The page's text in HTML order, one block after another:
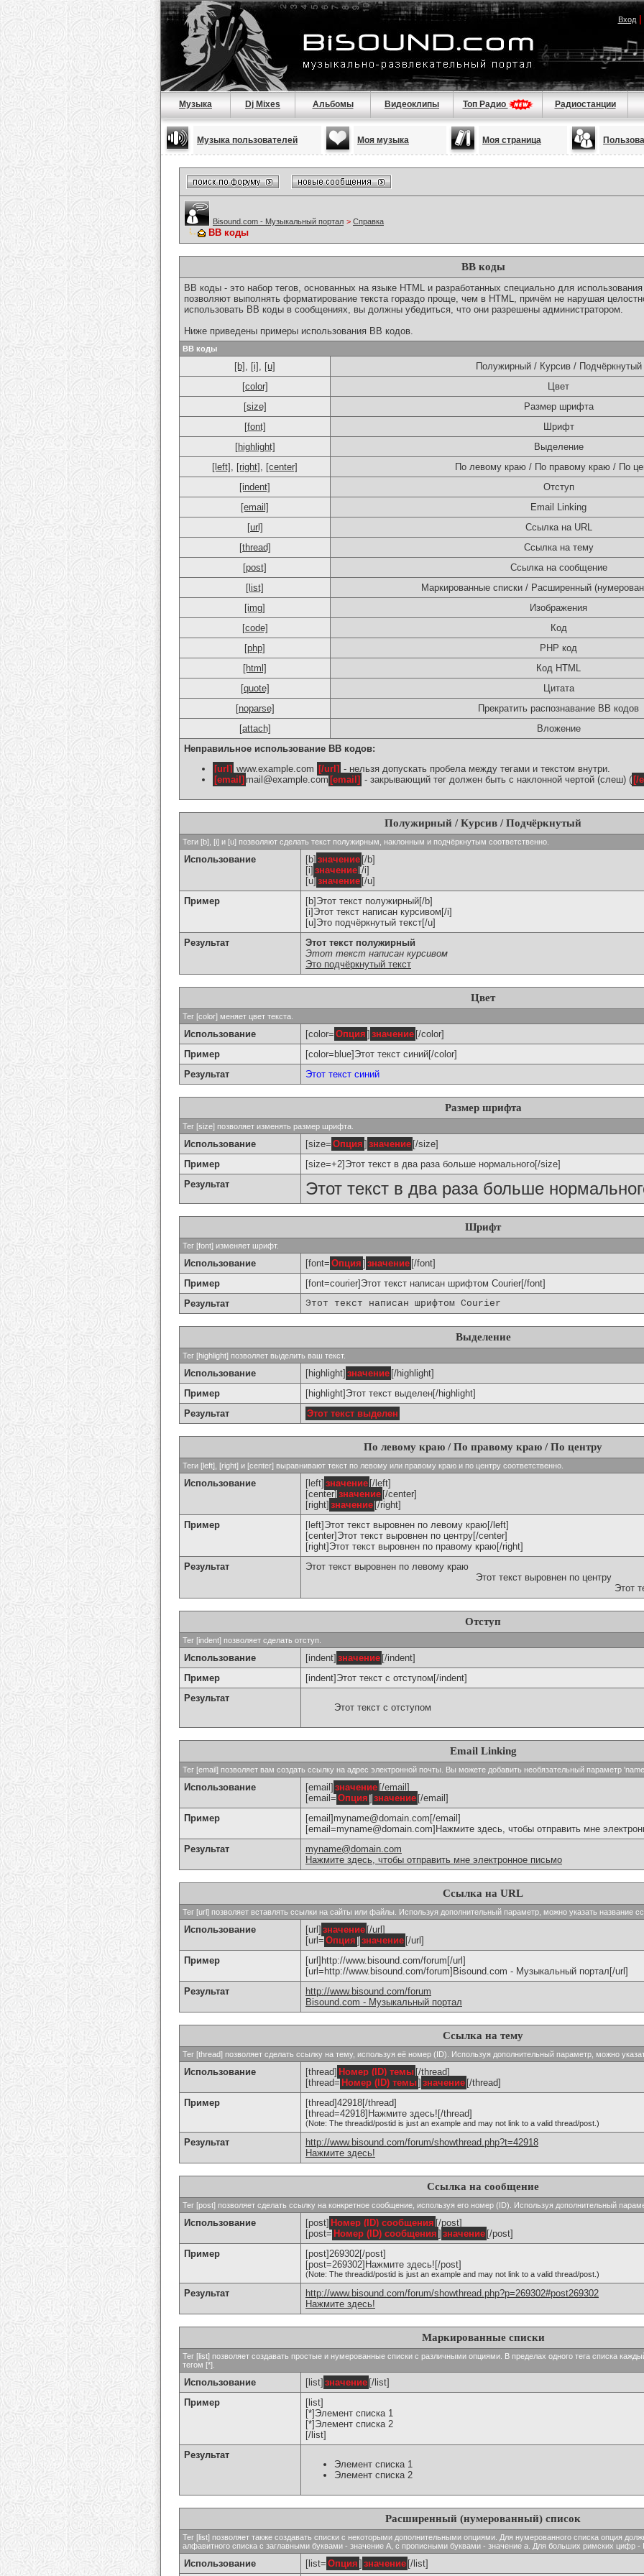
Вход|
Музыка Dj Mixes Альбомы Видеоклипы Топ Радио Радиостанции
Музыка пользователей Моя музыка Моя страница
Bisound.com - Музыкальный портал > Справка
BB коды
BB коды
BB коды - это набор тегов, основанных на языке HTML и разработанных специально для
позволяют выполнять форматирование текста гораздо проще, чем в HTML, причём не нарушая
использовать BB коды в сообщениях, вы должны убедиться, что они разрешены администратором.
Ниже приведены примеры использования BB кодов.
BB коды
[b] , [i] , [u]
Полужирный / Курсив / Подчёркнутый
[color]
Цвет
[size]
Размер шрифта
[font]
Шрифт
[highlight]
Выделение
[left] , [right] , [center]
По левому краю / По правому краю / По
[indent]
Отступ
[email]
Email Linking
[url]
Ссылка на URL
[thread]
Ссылка на тему
[post]
Ссылка на сообщение
[list]
Маркированные списки / Расширенный
[img]
Изображения
[code]
Код
[php]
PHP код
[html]
Код HTML
[quote]
Цитата
[noparse]
Прекратить распознавание BB кодов
[attach]
Вложение
Неправильное использование BB кодов:
[url] www.example.com [/url] - нельзя допускать пробела между тегами и текстом внутри.
[email] mail@example.com [email] - закрывающий тег должен быть с наклонной чертой (слеш) ( [/
Полужирный / Курсив / Подчёркнутый
Теги [b], [i] и [u] позволяют сделать текст полужирным, наклонным и подчёркнутым соответственно.
Использование [b] значение [/b]
[i] значение [/i]
[u] значение [/u]
Пример
[b]Этот текст полужирный[/b]
[i]Этот текст написан курсивом[/i]
[u]Это подчёркнутый текст[/u]
Результат
Этот текст полужирный
Этот текст написан курсивом
Это подчёркнутый текст
Цвет
Тег [color] меняет цвет текста.
Использование [color= Опция ] значение [/color]
Пример
[color=blue]Этот текст синий[/color]
Результат
Этот текст синий
Размер шрифта
Тег [size] позволяет изменять размер шрифта.
Использование [size= Опция ] значение [/size]
Пример
[size=+2]Этот текст в два раза больше нормального[/size]
Результат
Этот текст в два раза больше
Шрифт
Тег [font] изменяет шрифт.
Использование [font= Опция ] значение [/font]
Пример
[font=courier]Этот текст написан шрифтом Courier[/font]
Результат
Этот текст написан шрифтом Courier
Выделение
Тег [highlight] позволяет выделить ваш текст.
Использование [highlight] значение [/highlight]
Пример
[highlight]Этот текст выделен[/highlight]
Результат
Этот текст выделен
По левому краю / По правому краю / По центру
Теги [left], [right] и [center] выравнивают текст по левому или правому краю и по центру соответственно.
Использование [left] значение [/left]
[center] значение [/center]
[right] значение [/right]
Пример
[left]Этот текст выровнен по левому краю[/left]
[center]Этот текст выровнен по центру[/center]
[right]Этот текст выровнен по правому краю[/right]
Результат
Этот текст выровнен по левому краю
Этот текст выровнен по центру
Этот
Отступ
Тег [indent] позволяет сделать отступ.
Использование [indent] значение [/indent]
Пример
[indent]Этот текст с отступом[/indent]
Результат
Этот текст с отступом
Email Linking
Тег [email] позволяет вам создать ссылку на адрес электронной почты. Вы можете добавить необязательный параметр
Использование [email] значение [/email]
[email= Опция ] значение [/email]
Пример
[email]myname@domain.com[/email]
[email=myname@domain.com]Нажмите здесь, чтобы отправить мне
Результат
myname@domain.com
Нажмите здесь, чтобы отправить мне электронное письмо
Ссылка на URL
Тег [url] позволяет вставлять ссылки на сайты или файлы. Используя дополнительный параметр, можно указать название
Использование [url] значение [/url]
[url= Опция ] значение [/url]
Пример
[url]http://www.bisound.com/forum[/url]
[url=http://www.bisound.com/forum]Bisound.com - Музыкальный портал[/url]
Результат
http://www.bisound.com/forum
Bisound.com - Музыкальный портал
Ссылка на тему
Тег [thread] позволяет сделать ссылку на тему, используя её номер (ID). Используя дополнительный параметр, можно
Использование [thread] Номер (ID) темы [/thread]
[thread= Номер (ID) темы] значение [/thread]
Пример
[thread]42918[/thread]
[thread=42918]Нажмите здесь![/thread]
(Note: The threadid/postid is just an example and may not link to a valid thread/post.)
Результат
http://www.bisound.com/forum/showthread.php?t=42918
Нажмите здесь!
Ссылка на сообщение
Тег [post] позволяет сделать ссылку на конкретное сообщение, используя его номер (ID). Используя дополнительный
Использование [post] Номер (ID) сообщения [/post]
[post= Номер (ID) сообщения ] значение [/post]
Пример
[post]269302[/post]
[post=269302]Нажмите здесь![/post]
(Note: The threadid/postid is just an example and may not link to a valid thread/post.)
Результат
http://www.bisound.com/forum/showthread.php?p=269302#post269302
Нажмите здесь!
Маркированные списки
Тег [list] позволяет создавать простые и нумерованные списки с различными опциями. В пределах одного тега списка
тегом [*].
Использование [list] значение [/list]
Пример
[list]
[*]Элемент списка 1
[*]Элемент списка 2
[/list]
Результат
Элемент списка 1
Элемент списка 2
Расширенный (нумерованный) список
Тег [list] позволяет также создавать списки с некоторыми дополнительными опциями. Для нумерованного списка опция
алфавитного списка с заглавными буквами - значение A, с прописными буквами - значение а. Для больших римских цифр -
Использование [list= Опция ] значение [/list]